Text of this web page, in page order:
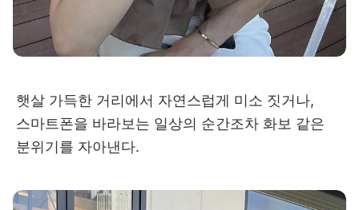
햇살 가득한 거리에서 자연스럽게 미소 짓거나,
스마트폰을 바라보는 일상의 순간조차 화보 같은
분위기를 자아낸다.